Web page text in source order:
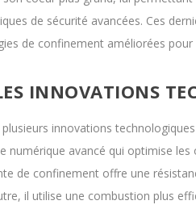
de sécurité avancées. Ces
de confinement améliorées
INNOVATIONS
plusieurs innovations
numérique avancé qui optimise
de confinement offre une
il utilise une combustion plus